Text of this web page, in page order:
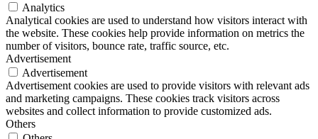
Analytics
Analytical cookies are used to understand how visitors interact with
the website. These cookies help provide information on metrics the
number of visitors, bounce rate, traffic source, etc.
Advertisement
Advertisement
Advertisement cookies are used to provide visitors with relevant ads
and marketing campaigns. These cookies track visitors across
websites and collect information to provide customized ads.
Others